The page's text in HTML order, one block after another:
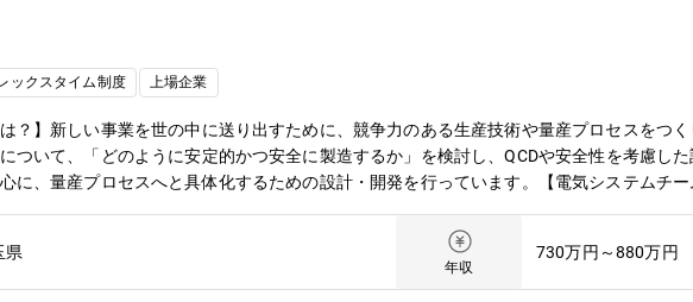
ックスタイム制度 上場企業
は？】新しい事業を世の中に送り出すために、競争力のある生産技術や量産プロセスをつ
ついて、「どのように安定的かつ安全に製造するか」を検討し、QCDや安全性を考慮し
に、量産プロセスへと具体化するための設計・開発を行っています。【電気システムチ
ータや操業データの活用が求められます。電気システムチームは、機械設備・制御シス
量産プロセスの構築・改善を支えています。【入社後の仕事は？】入社後は、先輩が進
す。会社や事業のドメイン知識、機械設備・製造現場の理解を深めながら、機械担当者
県
年収
730万円～880万円